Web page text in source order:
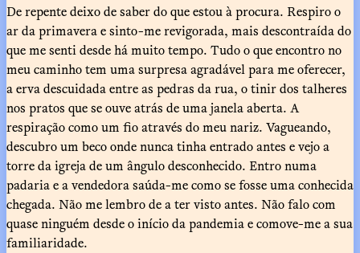
De repente deixo de saber do que estou à procura. Respiro o
ar da primavera e sinto-me revigorada, mais descontraída do
que me senti desde há muito tempo. Tudo o que encontro no
meu caminho tem uma surpresa agradável para me oferecer,
a erva descuidada entre as pedras da rua, o tinir dos talheres
nos pratos que se ouve atrás de uma janela aberta. A
respiração como um fio através do meu nariz. Vagueando,
descubro um beco onde nunca tinha entrado antes e vejo a
torre da igreja de um ângulo desconhecido. Entro numa
padaria e a vendedora saúda-me como se fosse uma conhecida
chegada. Não me lembro de a ter visto antes. Não falo com
quase ninguém desde o início da pandemia e comove-me a sua
familiaridade.